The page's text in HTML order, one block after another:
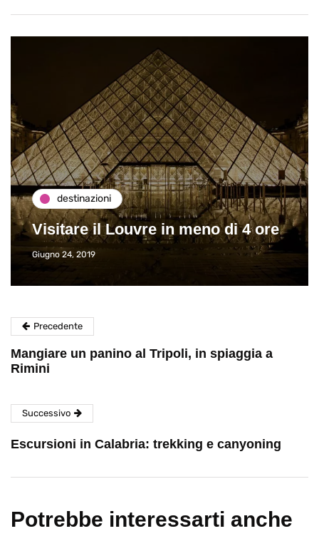
destinazioni
Visitare il Louvre in meno di 4 ore
Giugno 24, 2019
Precedente
Mangiare un panino al Tripoli, in spiaggia a
Rimini
Successivo
Escursioni in Calabria: trekking e canyoning
Potrebbe interessarti anche